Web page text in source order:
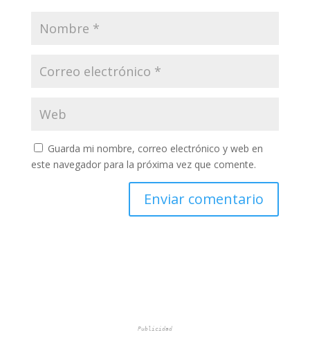
Guarda mi nombre, correo electrónico y web en
este navegador para la próxima vez que comente.
Publicidad